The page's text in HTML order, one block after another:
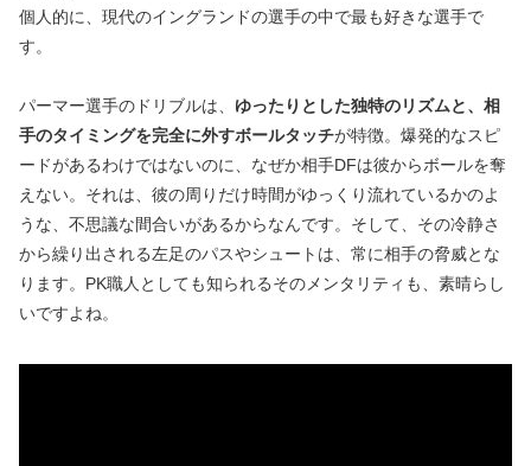
個人的に、現代のイングランドの選手の中で最も好きな選手で
す。
パーマー選手のドリブルは、 ゆったりとした独特のリズムと、相
手のタイミングを完全に外すボールタッチが特徴。爆発的なスピ
ードがあるわけではないのに、なぜか相手DFは彼からボールを奪
えない。それは、彼の周りだけ時間がゆっくり流れているかのよ
うな、不思議な間合いがあるからなんです。そして、その冷静さ
から繰り出される左足のパスやシュートは、常に相手の脅威とな
ります。PK職人としても知られるそのメンタリティも、素晴らし
いですよね。